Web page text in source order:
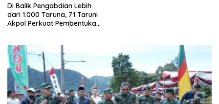
Di Balik Pengabdian Lebih
dari 1.000 Taruna, 71 Taruni
Akpol Perkuat Pembentukan